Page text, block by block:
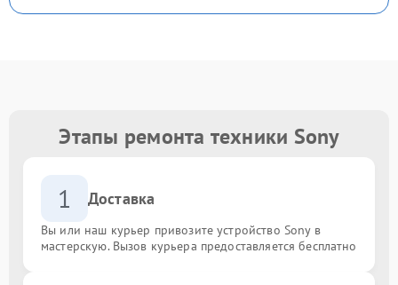
Этапы ремонта техники Sony
1 Доставка
Вы или наш курьер привозите устройство Sony в
мастерскую. Вызов курьера предоставляется бесплатно